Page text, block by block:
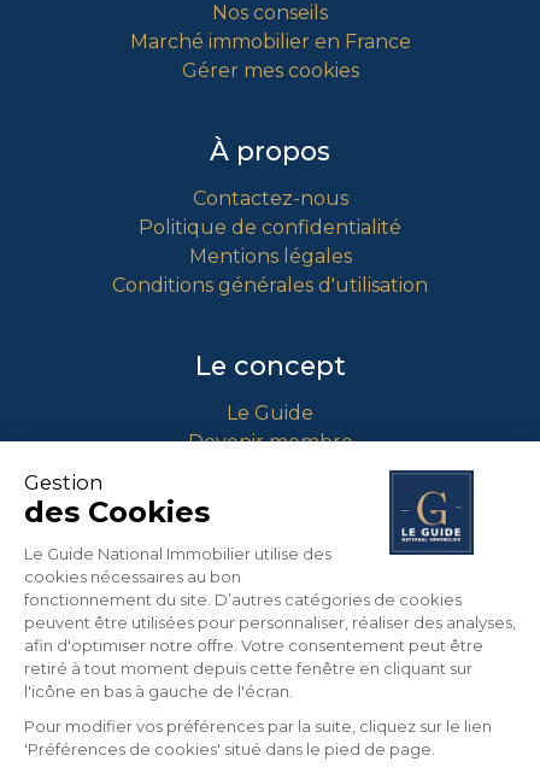
Nos conseils
Marché immobilier en France
Gérer mes cookies
À propos
Contactez-nous
Politique de confidentialité
Mentions légales
Conditions générales d'utilisation
Le concept
Le Guide
Devenir membre
Comment intégrer le guide ?
Contact
info@guidenationalimmobilier.fr
04 90 01 71 64
453 Route Nationale 7
13670 VERQUIERES
France
Gestion
des Cookies
Le Guide National Immobilier utilise des
cookies nécessaires au bon
fonctionnement du site. D’autres catégories de cookies
peuvent être utilisées pour personnaliser, réaliser des analyses,
afin d'optimiser notre offre. Votre consentement peut être
retiré à tout moment depuis cette fenêtre en cliquant sur
l'icône en bas à gauche de l'écran.
Pour modifier vos préférences par la suite, cliquez sur le lien
'Préférences de cookies' situé dans le pied de page.